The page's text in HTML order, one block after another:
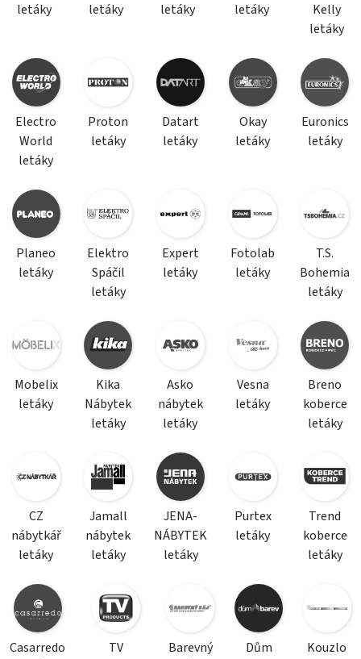
letáky
letáky
letáky
letáky
Kelly
letáky
Electro
World
letáky
Proton
letáky
Datart
letáky
Okay
letáky
Euronics
letáky
Planeo
letáky
Elektro
Spáčil
letáky
Expert
letáky
Fotolab
letáky
T.S.
Bohemia
letáky
Mobelix
letáky
Kika
Nábytek
letáky
Asko
nábytek
letáky
Vesna
letáky
Breno
koberce
letáky
CZ
nábytkář
letáky
Jamall
nábytek
letáky
JENA-
NÁBYTEK
letáky
Purtex
letáky
Trend
koberce
letáky
Casarredo
TV
Barevný
Dům
Kouzlo